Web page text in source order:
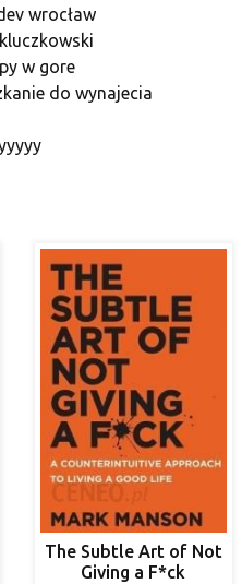
wrocław
w gore
do wynajecia
The Subtle Art of Not
Giving a F*ck